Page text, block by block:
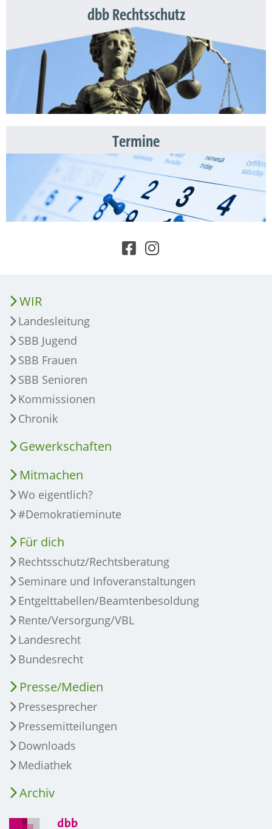
dbb Rechtsschutz
Termine
WIR
Landesleitung
SBB Jugend
SBB Frauen
SBB Senioren
Kommissionen
Chronik
Gewerkschaften
Mitmachen
Wo eigentlich?
#Demokratieminute
Für dich
Rechtsschutz/Rechtsberatung
Seminare und Infoveranstaltungen
Entgelttabellen/Beamtenbesoldung
Rente/Versorgung/VBL
Landesrecht
Bundesrecht
Presse/Medien
Pressesprecher
Pressemitteilungen
Downloads
Mediathek
Archiv